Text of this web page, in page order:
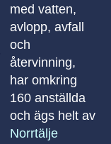
med vatten,
avlopp, avfall
och
återvinning,
har omkring
160 anställda
och ägs helt av
Norrtälje